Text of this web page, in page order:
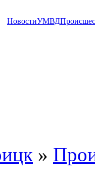
НовостиУМВД
»